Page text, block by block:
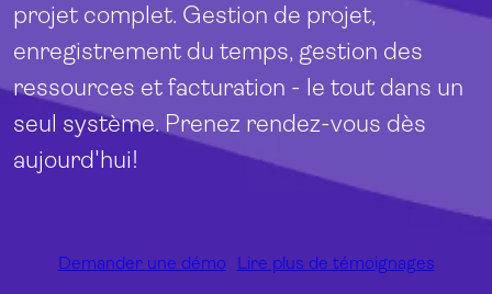
projet complet. Gestion de projet,
enregistrement du temps, gestion des
ressources et facturation - le tout dans un
seul système. Prenez rendez-vous dès
aujourd'hui!
Demander une démo Lire plus de témoignages